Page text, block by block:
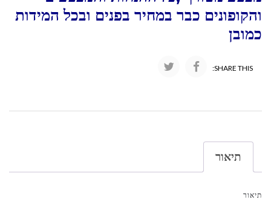
והקופונים כבר במחיר בפנים ובכל המידות
כמובן
SHARE THIS:
תיאור
תיאור